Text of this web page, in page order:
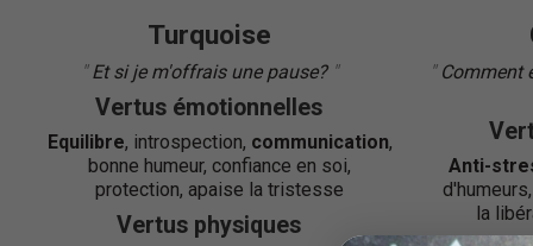
Turquoise
"Et si je m'offrais une pause? "
Vertus émotionnelles
Equilibre, introspection, communication,
bonne humeur, confiance en soi,
protection, apaise la tristesse
Vertus physiques
" Comment
Anti-
d'humeurs,
la